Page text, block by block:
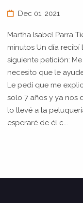
Dec 01, 2021
Martha Isabel Parra
minutos Un día
siguiente petición:
necesito que le
Le pedí que me
solo 7 años y ya nos
lo llevé a la
esperaré de él c...